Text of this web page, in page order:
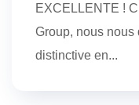
EXCELLENTE !
Group, nous nous
distinctive en...